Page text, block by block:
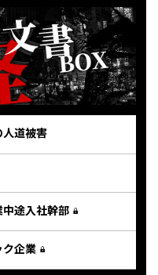
道被害
途入社幹部
企業